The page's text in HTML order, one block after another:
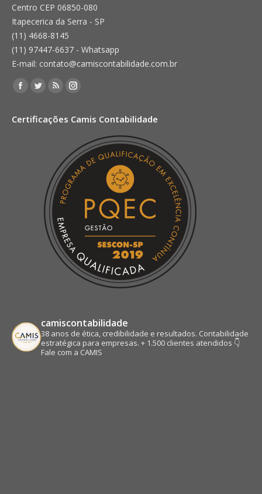
Centro CEP 06850-080
Itapecerica da Serra - SP
(11) 4668-8145
(11) 97447-6637 - Whatsapp
E-mail: contato@camiscontabilidade.com.br
Encontre-nos em:
Facebook
opens
Twitter
opens
window
Rss
opens
new
window
Instagram
opens
new
window
Certificações Camis Contabilidade
camiscontabilidade
38 anos de ética, credibilidade e resultados. Contabilidade
estratégica para empresas. + 1.500 clientes atendidos 👇
Fale com a CAMIS